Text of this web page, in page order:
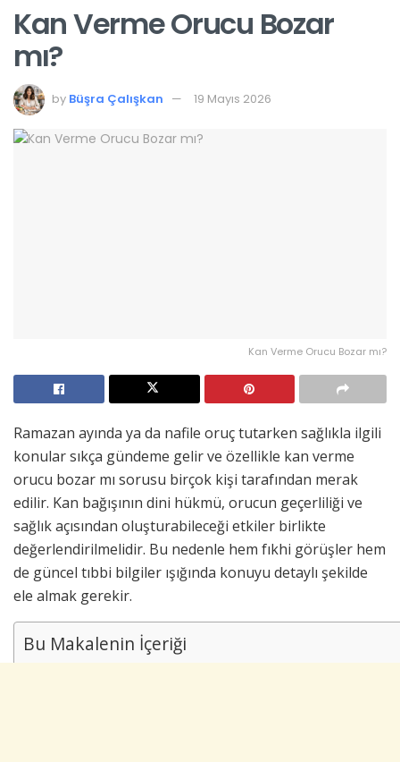
Kan Verme Orucu Bozar
mı?
by Büşra Çalışkan 19 Mayıs 2026
Kan Verme Orucu Bozar mı?
Ramazan ayında ya da nafile oruç tutarken sağlıkla ilgili
konular sıkça gündeme gelir ve özellikle kan verme
orucu bozar mı sorusu birçok kişi tarafından merak
edilir. Kan bağışının dini hükmü, orucun geçerliliği ve
sağlık açısından oluşturabileceği etkiler birlikte
değerlendirilmelidir. Bu nedenle hem fıkhi görüşler hem
de güncel tıbbi bilgiler ışığında konuyu detaylı şekilde
ele almak gerekir.
Bu Makalenin İçeriği